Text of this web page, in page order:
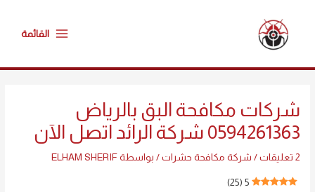
المحتوى
Menuالقائمة
شركات مكافحة البق بالرياض
0594261363 شركة الرائد اتصل الآن
2 تعليقات / شركة مكافحة حشرات / بواسطة ELHAM SHERIF
5
(
25
)